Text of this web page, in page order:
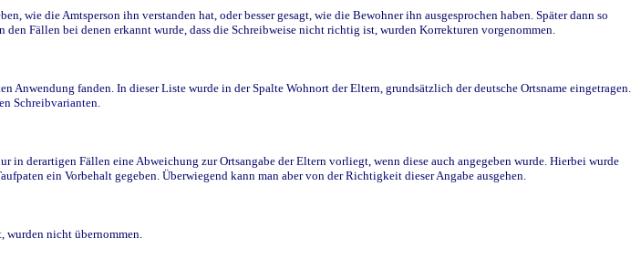
wie die Amtsperson ihn verstanden hat, oder besser gesagt, wie die Bewohner ihn ausgesprochen haben. Später dann so
Fällen bei denen erkannt wurde, dass die Schreibweise nicht richtig ist, wurden Korrekturen vorgenommen.
fanden. In dieser Liste wurde in der Spalte Wohnort der Eltern, grundsätzlich der deutsche Ortsname eingetragen.
Schreibvarianten.
in derartigen Fällen eine Abweichung zur Ortsangabe der Eltern vorliegt, wenn diese auch angegeben wurde. Hierbei wurde
ein Vorbehalt gegeben. Überwiegend kann man aber von der Richtigkeit dieser Angabe ausgehen.
nicht übernommen.